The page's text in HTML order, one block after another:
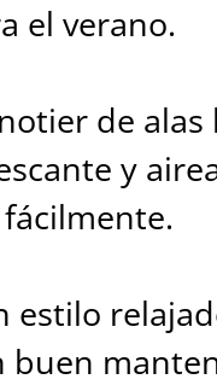
el verano.
de alas
y
estilo
buen